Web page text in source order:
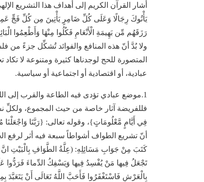
أشار القرآن الكريم إلى أهداف هذا التشريع
يَأْتُوكَ رِجَالًا وَعَلَى كُلِّ ضَامِرٍ يَأْتِينَ مِن كُلِّ فَجٍّ
رَزَقَهُم مِّن بَهِيمَةِ الْأَنْعَامِ فَكُلُوا مِنْهَا وَأَطْعِمُوا
ولا بُدَّ أنّ هذه المنافع والفوائد تُشكِّل جزءً من
المتصورة للحج لوجدناها كثيرة ومتنوعة لا
عبادية، أو اقتصادية أو اجتماعية أو سياسية.
1.موضع عبادي تؤدى فيه الطاعة والقرب إلى
فللفريضة آثار خاصة من حيث المجموع، ولكلِّ
أنّ تشريع الطواف أشواطاً سبعة فيه أثر لرفع
كَتَبَ مِنْ جَوَابِ مَسَائِلِهِ: (عِلَّةُ الطَّوَافِ بِالْبَيْتِ انَّ
تَجْعَلُ فِيها مَنْ يُفْسِدُ فِيها وَيَسْفِكُ الدِّماءَ فَرَدُّوا
بِالْعَرْشِ فَاسْتَغْفَرُوا فَأَحَبَّ اللَّهُ تَعَالَى أَنْ يَتَعَبَّدَ